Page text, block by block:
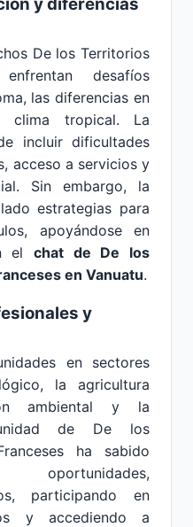
De los Territorios
desafíos
las diferencias en
clima tropical. La
incluir dificultades
acceso a servicios y
Sin embargo, la
estrategias para
apoyándose en
el chat de De los
en Vanuatu.
y
en sectores
la agricultura
ambiental y la
de De los
ha sabido
oportunidades,
participando en
y accediendo a